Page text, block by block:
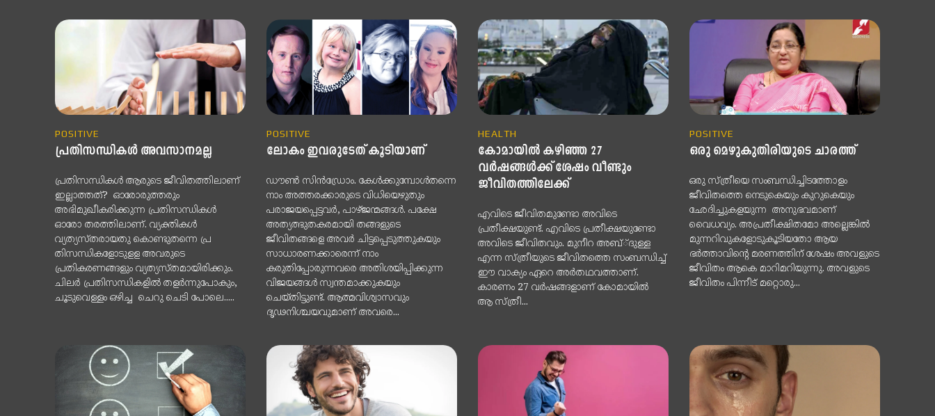
POSITIVE
പ്രതിസന്ധികൾ അവസാനമല്ല
പ്രതിസന്ധികൾ ആരുടെ ജീവിതത്തിലാണ്
ഇല്ലാത്തത്? ഓരോരുത്തരും
അഭിമുഖീകരിക്കുന്ന പ്രതിസന്ധികൾ
ഓരോ തരത്തിലാണ്. വ്യക്തികൾ
വ്യത്യസ്തരായതു കൊണ്ടുതന്നെ പ്ര
തിസന്ധികളോടുളള അവരുടെ
പ്രതികരണങ്ങളും വ്യത്യസ്തമായിരിക്കും.
ചിലർ പ്രതിസന്ധികളിൽ തളർന്നുപോകും,
ചൂടുവെള്ളം ഒഴിച്ച ചെറു ചെടി പോലെ.....
POSITIVE
ലോകം ഇവരുടേത് കൂടിയാണ്
ഡൗൺ സിൻഡ്രോം. കേൾക്കുമ്പോൾതന്നെ
നാം അത്തരക്കാരുടെ വിധിയെഴുതും
പരാജയപ്പെട്ടവർ, പാഴ്ജന്മങ്ങൾ. പക്ഷേ
അത്യത്ഭുതകരമായി തങ്ങളുടെ
ജീവിതങ്ങളെ അവർ ചിട്ടപ്പെടുത്തുകയും
സാധാരണക്കാരെന്ന് നാം
കരുതിപ്പോരുന്നവരെ അതിശയിപ്പിക്കുന്ന
വിജയങ്ങൾ സ്വന്തമാക്കുകയും
ചെയ്തിട്ടുണ്ട്. ആത്മവിശ്വാസവും
ദൃഢനിശ്ചയവുമാണ് അവരെ...
HEALTH
കോമായില്‍ കഴിഞ്ഞ 27
വര്‍ഷങ്ങള്‍ക്ക് ശേഷം വീണ്ടും
ജീവിതത്തിലേക്ക്
എവിടെ ജീവിതമുണ്ടോ അവിടെ
പ്രതീക്ഷയുണ്ട്. എവിടെ പ്രതീക്ഷയുണ്ടോ
അവിടെ ജീവിതവും. മുനീറ അബ്്ദുള്ള
എന്ന സ്ത്രീയുടെ ജീവിതത്തെ സംബന്ധിച്ച്
ഈ വാക്യം ഏറെ അര്‍തഥവത്താണ്.
കാരണം 27 വര്‍ഷങ്ങളാണ് കോമായില്‍
ആ സ്ത്രീ...
POSITIVE
ഒരു മെഴുകുതിരിയുടെ ചാരത്ത്
ഒരു സ്ത്രീയെ സംബന്ധിച്ചിടത്തോളം
ജീവിതത്തെ നെടുകെയും കുറുകെയും
ഛേദിച്ചുകളയുന്ന അനുഭവമാണ്
വൈധവ്യം. അപ്രതീക്ഷിതമോ അല്ലെങ്കിൽ
മുന്നറിവുകളോടുകൂടിയതോ ആയ
ഭർത്താവിന്റെ മരണത്തിന് ശേഷം അവളുടെ
ജീവിതം ആകെ മാറിമറിയുന്നു. അവളുടെ
ജീവിതം പിന്നീട് മറ്റൊരു...